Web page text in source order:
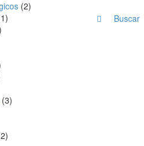
Buscar
(2)
(3)